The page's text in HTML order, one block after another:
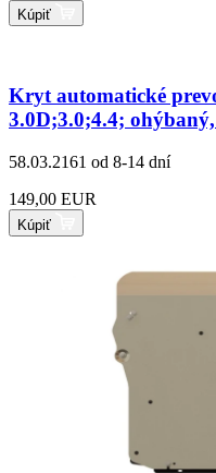
Kúpiť
Kryt automatické
3.0D;3.0;4.4;
58.03.2161 od 8-14 dní
149,00 EUR
Kúpiť